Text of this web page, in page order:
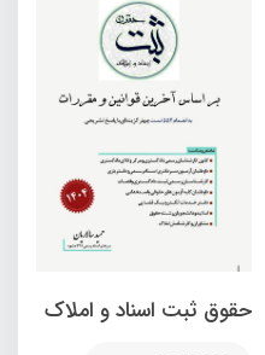
حقوق ثبت اسناد و املاک